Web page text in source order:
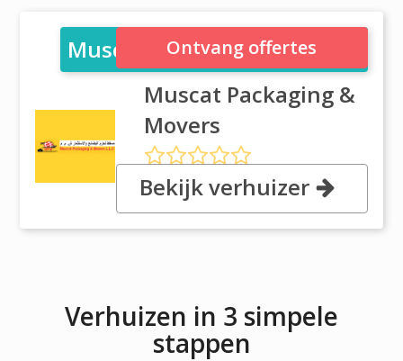
Muscat Packaging & Movers
Muscat Packaging &
Movers
112 Ghala lndustrial Area,
Muscat
Ontvang offertes
Bekijk verhuizer
Verhuizen in 3 simpele
stappen